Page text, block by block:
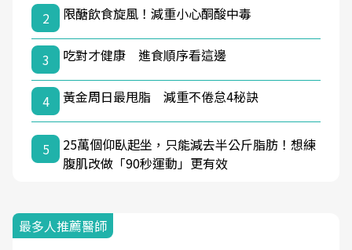
2
限醣飲食旋風！減重小心酮酸中毒
3 吃對才健康 進食順序看這邊
4 黃金周日最甩脂 減重不倦怠4秘訣
5
25萬個仰臥起坐，只能減去半公斤脂肪！想練
腹肌改做「90秒運動」更有效
最多人推薦醫師